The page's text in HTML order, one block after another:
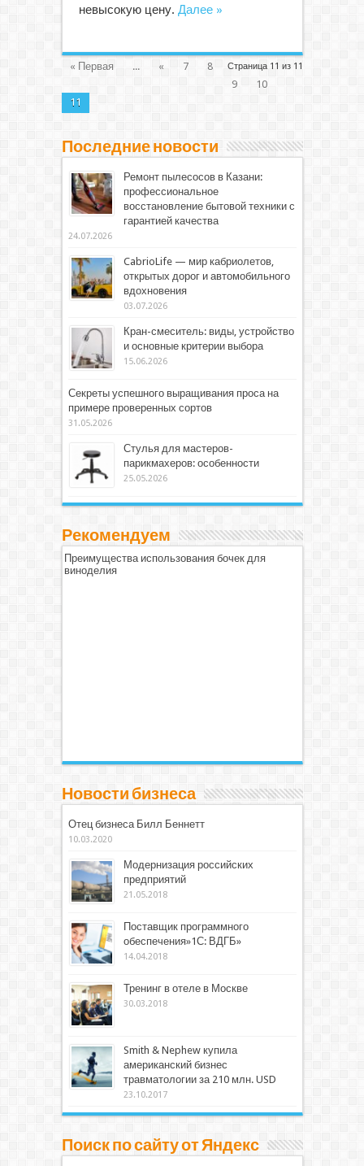
невысокую цену. Далее »
Страница 11 из 11
« Первая ... « 7
8
9
10
11
Последние новости
Ремонт пылесосов в Казани:
профессиональное
восстановление бытовой техники с
гарантией качества
24.07.2026
CabrioLife — мир кабриолетов,
открытых дорог и автомобильного
вдохновения
03.07.2026
Кран-смеситель: виды, устройство
и основные критерии выбора
15.06.2026
Секреты успешного выращивания проса на
примере проверенных сортов
31.05.2026
Стулья для мастеров-
парикмахеров: особенности
25.05.2026
Рекомендуем
Преимущества использования бочек для
виноделия
Новости бизнеса
Отец бизнеса Билл Беннетт
10.03.2020
Модернизация российских
предприятий
21.05.2018
Поставщик программного
обеспечения»1С: ВДГБ»
14.04.2018
Тренинг в отеле в Москве
30.03.2018
Smith & Nephew купила
американский бизнес
травматологии за 210 млн. USD
23.10.2017
Поиск по сайту от Яндекс